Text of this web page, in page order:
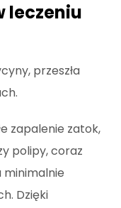
leczeniu
przeszła
zapalenie zatok,
polipy, coraz
minimalnie
Dzięki